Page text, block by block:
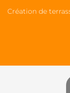
Création de